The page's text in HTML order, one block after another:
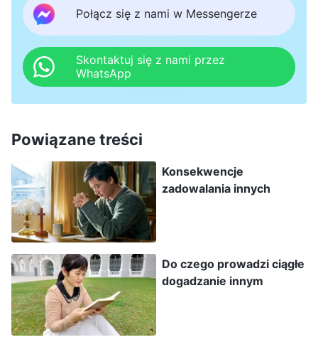
Pomodliłem się do Boga, prosząc Go, by mnie
oświecił, żebym mógł rozpoznać własne
problemy.
Później przeczytałem fragment słów Bożych:
bracia lub siostry wykonują swoje obowiązki w
sposób niedbały, nie ganią ich, choć powinni to
robić. Kiedy widzi, że ewidentnie cierpią na tym
interesy domu Bożego, nie przejmuje się tym
ani nie docieka i nie uraża innych w
najmniejszym stopniu. W rzeczywistości nie
okazuje zrozumienia dla ludzkich słabości, gdyż
jego intencją i celem jest zjednanie sobie
ludzkich serc. W pełni świadomie myśli on:
Połącz się z nami w Messengerze
Skontaktuj się z nami przez
WhatsApp
Powiązane treści
Konsekwencje
zadowalania innych
Do czego prowadzi ciągłe
dogadzanie innym